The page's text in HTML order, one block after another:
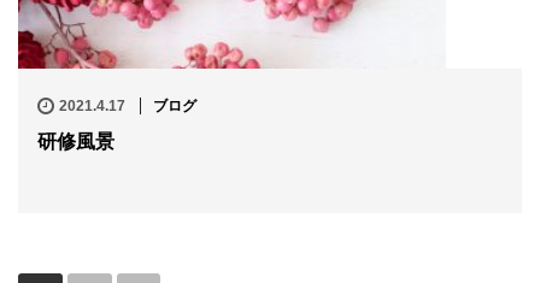
2021.4.17 ブログ
研修風景